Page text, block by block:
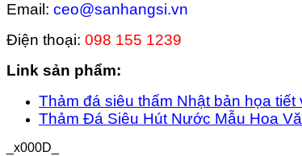
Email: ceo@sanhangsi.vn
Điện thoại: 098 155 1239
Link sản phẩm:
Thảm đá siêu thấm Nhật bản họa
Thảm Đá Siêu Hút Nước Mẫu Hoa
_x000D_